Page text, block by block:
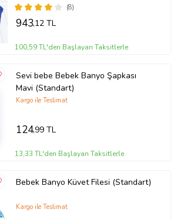
(8)
943,12 TL
100,59 TL'den Başlayan Taksitlerle
Sevi bebe Bebek Banyo Şapkası
Mavi (Standart)
Kargo ile Teslimat
124,99 TL
13,33 TL'den Başlayan Taksitlerle
Bebek Banyo Küvet Filesi (Standart)
Kargo ile Teslimat